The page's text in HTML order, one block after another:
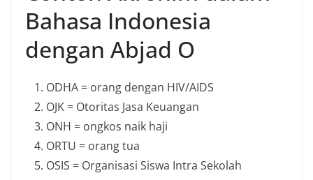
Bahasa Indonesia
dengan Abjad O
ODHA = orang dengan HIV/AIDS
OJK = Otoritas Jasa Keuangan
ONH = ongkos naik haji
ORTU = orang tua
OSIS = Organisasi Siswa Intra Sekolah